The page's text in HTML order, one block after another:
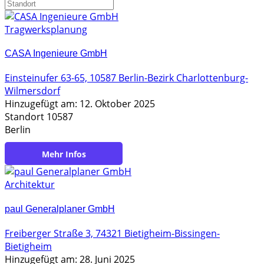
Tragwerksplanung
CASA Ingenieure GmbH
Einsteinufer 63-65, 10587 Berlin-Bezirk Charlottenburg-
Wilmersdorf
Hinzugefügt am: 12. Oktober 2025
Standort 10587
Berlin
https://www.casa-ingenieure.de
Architektur
paul Generalplaner GmbH
Freiberger Straße 3, 74321 Bietigheim-Bissingen-
Bietigheim
Hinzugefügt am: 28. Juni 2025